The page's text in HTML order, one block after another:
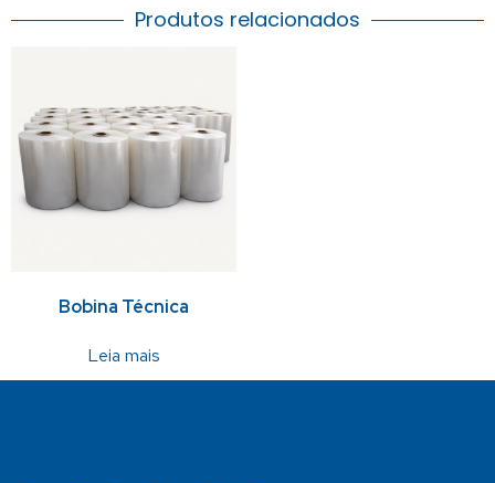
Produtos relacionados
Bobina Técnica
Leia mais